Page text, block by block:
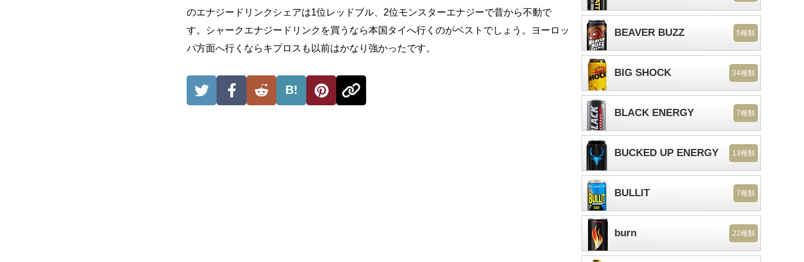
のエナジードリンクシェアは1位レッドブル、2位モンスターエナジーで昔から不動で
す。シャークエナジードリンクを買うなら本国タイへ行くのがベストでしょう。ヨーロッ
パ方面へ行くならキプロスも以前はかなり強かったです。
B!
BEAVER BUZZ 5種類
BIG SHOCK 34種類
BLACK ENERGY 7種類
BUCKED UP ENERGY 13種類
BULLIT 7種類
burn 22種類